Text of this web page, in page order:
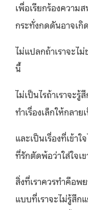
เพื่อเรียกร้องความ
กระทั่งกดดันอาจเกิ
ไม่แปลกถ้าเราจะไ
นี้
ไม่เป็นไรถ้าเราจะ
ทำเรื่องเล็กให้กลาย
และเป็นเรื่องที่เข้า
ที่รักตัดพ้อว่าใส่ใจเข
สิ่งที่เราควรทำคือพ
แบบที่เราจะไม่รู้สึก